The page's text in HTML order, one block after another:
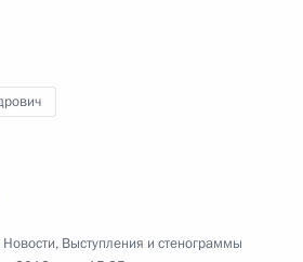
Новости, Выступления и стенограммы